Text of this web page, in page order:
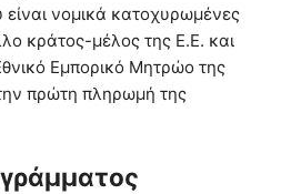
νομικά κατοχυρωμένες
κράτος-μέλος της Ε.Ε. και
Εμπορικό Μητρώο της
πρώτη πληρωμή της